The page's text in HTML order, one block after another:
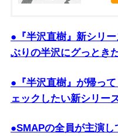
●『半沢直樹』新シリ
ぶりの半沢にグっとき
●『半沢直樹』が帰っ
ェックしたい新シリー
●SMAPの全員が主演